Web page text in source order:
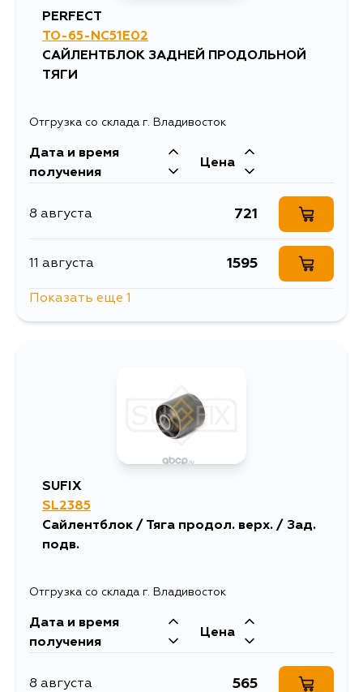
4 сентября
PERFECT
TO-65-NC51E02
САЙЛЕНТБЛОК ЗАДНЕЙ ПРОДОЛЬНОЙ
ТЯГИ
Отгрузка со склада г. Владивосток
Дата и время
получения
Цена
8 августа 721
11 августа 1595
Показать еще 1
SUFIX
SL2385
Сайлентблок / Тяга продол. верх. / Зад.
подв.
Отгрузка со склада г. Владивосток
Дата и время
получения
Цена
8 августа 565